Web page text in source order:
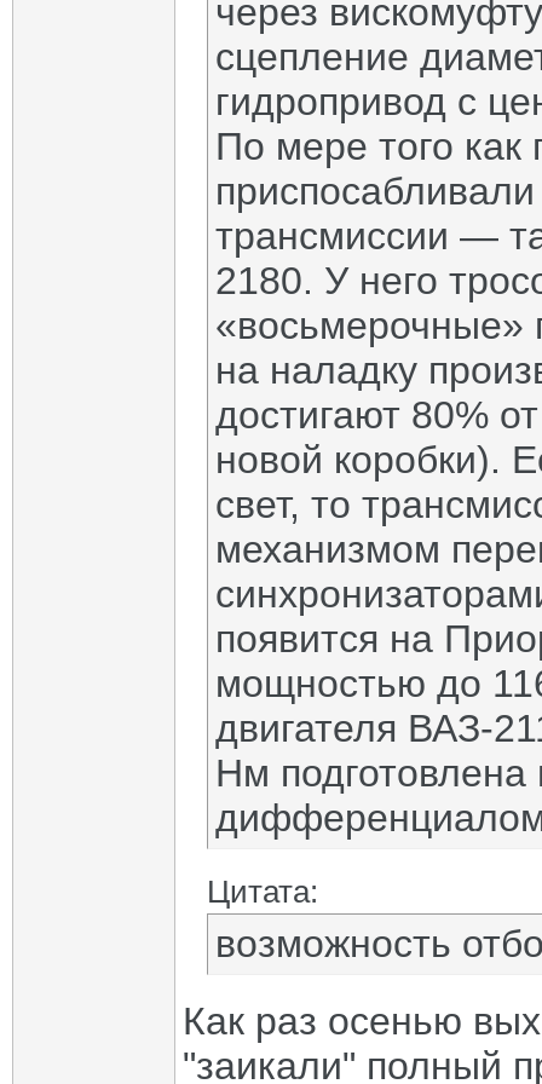
через
сцепление
гидропривод с
По мере того как
трансмиссии —
2180. У него
«восьмерочные»
на наладку
достигают 80%
новой коробки).
свет, то
механизмом
появится на
мощностью до
двигателя ВАЗ-
Нм
Цитата:
возможность
Как раз осенью
"заикали" полный